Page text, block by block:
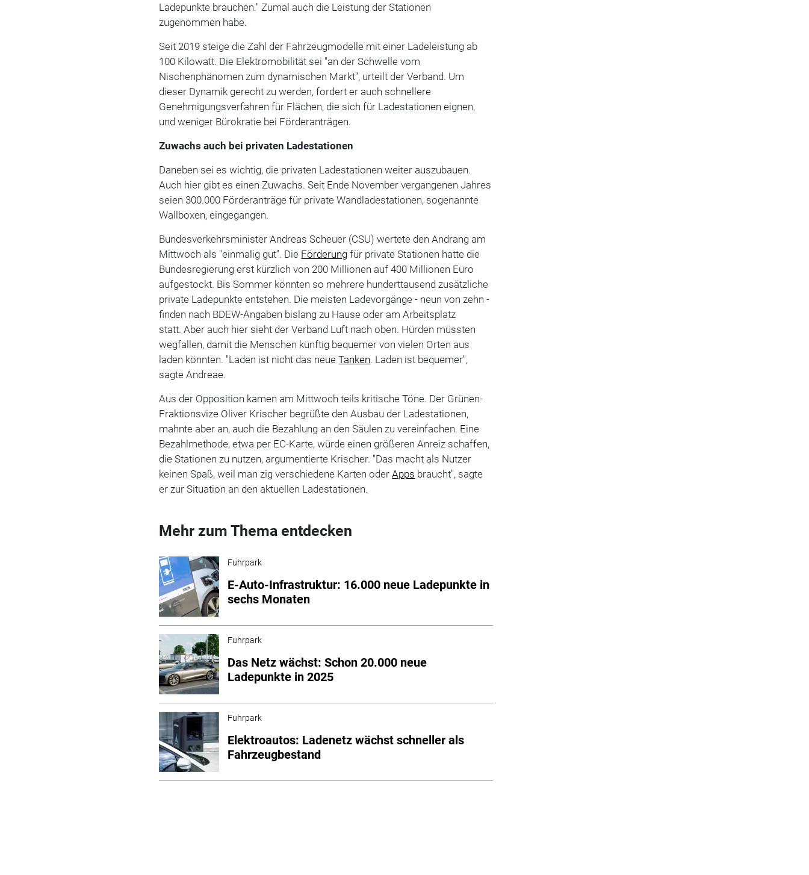
Ladepunkte brauchen." Zumal auch die Leistung der Stationen
zugenommen habe.
Seit 2019 steige die Zahl der Fahrzeugmodelle mit einer Ladeleistung ab
100 Kilowatt. Die Elektromobilität sei "an der Schwelle vom
Nischenphänomen zum dynamischen Markt", urteilt der Verband. Um
dieser Dynamik gerecht zu werden, fordert er auch schnellere
Genehmigungsverfahren für Flächen, die sich für Ladestationen eignen,
und weniger Bürokratie bei Förderanträgen.
Zuwachs auch bei privaten Ladestationen
Daneben sei es wichtig, die privaten Ladestationen weiter auszubauen.
Auch hier gibt es einen Zuwachs. Seit Ende November vergangenen Jahres
seien 300.000 Förderanträge für private Wandladestationen, sogenannte
Wallboxen, eingegangen.
Bundesverkehrsminister Andreas Scheuer (CSU) wertete den Andrang am
Mittwoch als "einmalig gut". Die Förderung für private Stationen hatte die
Bundesregierung erst kürzlich von 200 Millionen auf 400 Millionen Euro
aufgestockt. Bis Sommer könnten so mehrere hunderttausend zusätzliche
private Ladepunkte entstehen. Die meisten Ladevorgänge - neun von zehn -
finden nach BDEW-Angaben bislang zu Hause oder am Arbeitsplatz
statt. Aber auch hier sieht der Verband Luft nach oben. Hürden müssten
wegfallen, damit die Menschen künftig bequemer von vielen Orten aus
laden könnten. "Laden ist nicht das neueTanken. Laden ist bequemer",
sagte Andreae.
Aus der Opposition kamen am Mittwoch teils kritische Töne. Der Grünen-
Fraktionsvize Oliver Krischer begrüßte den Ausbau der Ladestationen,
mahnte aber an, auch die Bezahlung an den Säulen zu vereinfachen. Eine
Bezahlmethode, etwa per EC-Karte, würde einen größeren Anreiz schaffen,
die Stationen zu nutzen, argumentierte Krischer. "Das macht als Nutzer
keinen Spaß, weil man zig verschiedene Karten oderApps braucht", sagte
er zur Situation an den aktuellen Ladestationen.
Mehr zum Thema entdecken
Fuhrpark
E-Auto-Infrastruktur: 16.000 neue Ladepunkte in
sechs Monaten
Fuhrpark
Das Netz wächst: Schon 20.000 neue
Ladepunkte in 2025
Fuhrpark
Elektroautos: Ladenetz wächst schneller als
Fahrzeugbestand